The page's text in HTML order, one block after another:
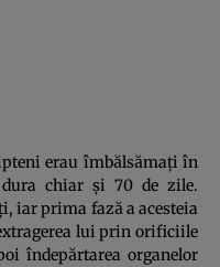
erau îmbălsămaţi în
chiar şi 70 de zile.
iar prima fază a acesteia
lui prin orificiile
îndepărtarea organelor